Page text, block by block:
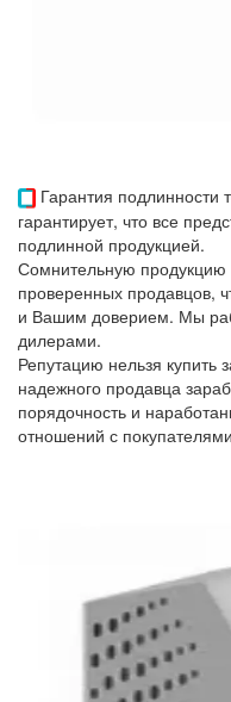
Гарантия подлинности
гарантирует, что все
подлинной продукцией.
Сомнительную
проверенных продавцов,
и Вашим доверием. Мы
дилерами.
Репутацию нельзя
надежного продавца
порядочность и
отношений с